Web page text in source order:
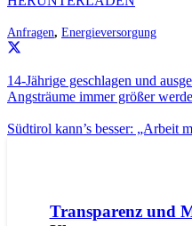
Anfragen, Energieversorgung
14-Jährige geschlagen und
Angsträume immer größer
Südtirol kann’s besser: „Arbeit
Transparenz und